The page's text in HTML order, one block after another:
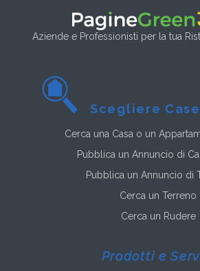
Aziende e Professionisti per la tua
Scegliere
Cerca una Casa o un
Pubblica un Annuncio di
Pubblica un Annuncio di
Cerca un Terreno
Cerca un Rudere
Prodotti e